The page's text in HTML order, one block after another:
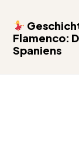
Flamenco:
Spaniens